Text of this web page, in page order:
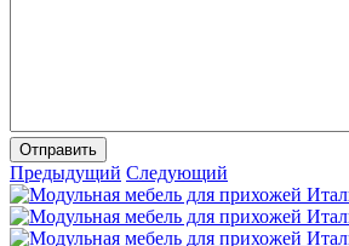
Отправить
Предыдущий Следующий